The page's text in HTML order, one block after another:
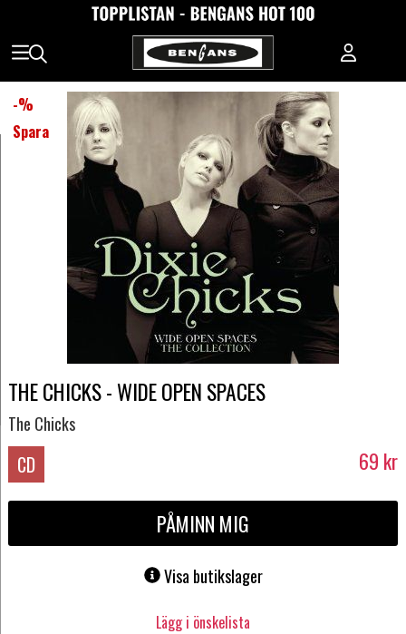
-%
Spara
THE CHICKS - WIDE OPEN SPACES
The Chicks
CD 69 kr
PÅMINN MIG
Visa butikslager
Lägg i önskelista